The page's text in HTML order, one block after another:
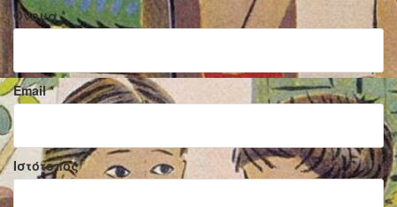
Όνομα*
Email*
Ιστότοπος